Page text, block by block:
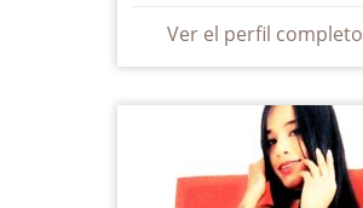
Ver el perfil completo